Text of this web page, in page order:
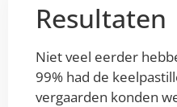
Resultaten
Niet veel eerder
99% had de
vergaarden konden